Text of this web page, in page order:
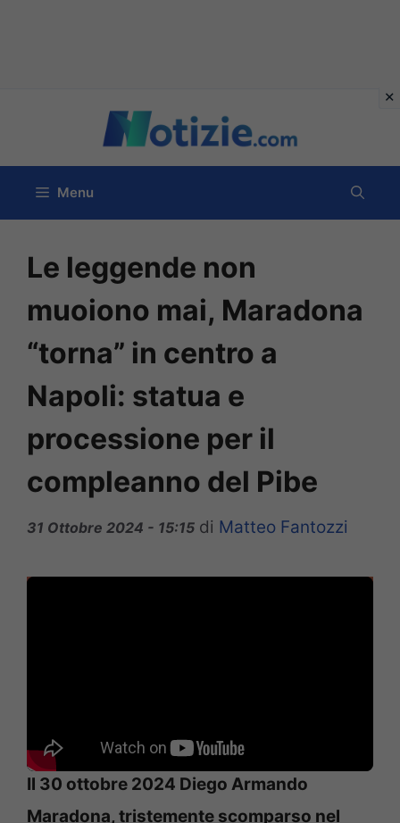
contenuto
Menu
Le leggende non
muoiono mai, Maradona
“torna” in centro a
Napoli: statua e
processione per il
compleanno del Pibe
31 Ottobre 2024 - 15:15 di Matteo Fantozzi
Il 30 ottobre 2024 Diego Armando
Maradona, tristemente scomparso nel